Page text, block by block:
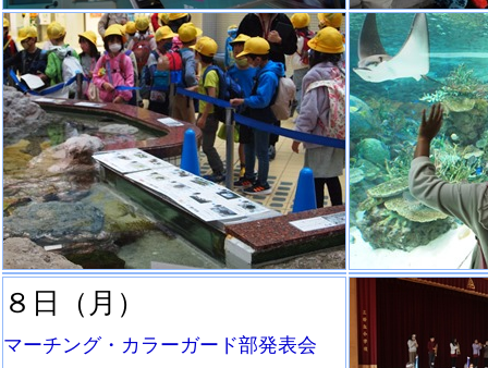
８日（月）
マーチング・カラーガード部発表会